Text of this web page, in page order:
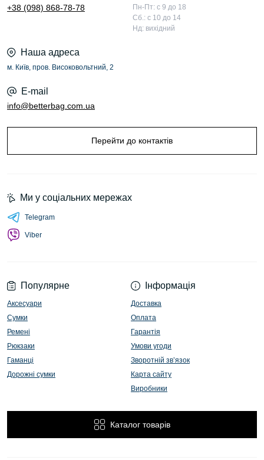
+38 (098) 868-78-78
Пн-Пт: с 9 до 18
Сб.: с 10 до 14
Нд: вихідний
Наша адреса
м. Київ, пров. Високовольтний, 2
E-mail
info@betterbag.com.ua
Перейти до контактів
Популярне
Аксесуари
Сумки
Ремені
Рюкзаки
Гаманці
Дорожні сумки
Інформація
Доставка
Оплата
Гарантія
Умови угоди
Зворотній зв’язок
Карта сайту
Виробники
Каталог товарів
Ми у соціальних мережах
Telegram
Viber